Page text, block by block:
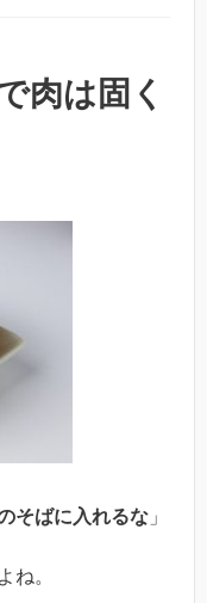
肉は固く
そばに入れるな 」
ね。